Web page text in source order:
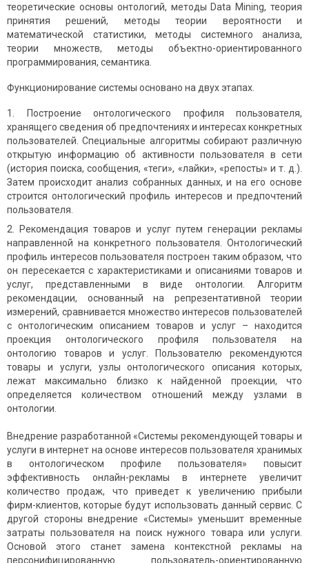
теоретические основы онтологий, методы Data Mining, теория
принятия решений, методы теории вероятности и
математической статистики, методы системного анализа,
теории множеств, методы объектно-ориентированного
программирования, семантика.
Функционирование системы основано на двух этапах.
Построение онтологического профиля пользователя,
хранящего сведения об предпочтениях и интересах конкретных
пользователей. Специальные алгоритмы собирают различную
открытую информацию об активности пользователя в сети
(история поиска, сообщения, «теги», «лайки», «репосты» и т. д.).
Затем происходит анализ собранных данных, и на его основе
строится онтологический профиль интересов и предпочтений
пользователя.
Рекомендация товаров и услуг путем генерации рекламы
направленной на конкретного пользователя. Онтологический
профиль интересов пользователя построен таким образом, что
он пересекается с характеристиками и описаниями товаров и
услуг, представленными в виде онтологии. Алгоритм
рекомендации, основанный на репрезентативной теории
измерений, сравнивается множество интересов пользователей
с онтологическим описанием товаров и услуг – находится
проекция онтологического профиля пользователя на
онтологию товаров и услуг. Пользователю рекомендуются
товары и услуги, узлы онтологического описания которых,
лежат максимально близко к найденной проекции, что
определяется количеством отношений между узлами в
онтологии.
Внедрение разработанной «Системы рекомендующей товары и
услуги в интернет на основе интересов пользователя хранимых
в онтологическом профиле пользователя» повысит
эффективность онлайн-рекламы в интернете увеличит
количество продаж, что приведет к увеличению прибыли
фирм-клиентов, которые будут использовать данный сервис. С
другой стороны внедрение «Системы» уменьшит временные
затраты пользователя на поиск нужного товара или услуги.
Основой этого станет замена контекстной рекламы на
персонифицированную пользователь-ориентированную